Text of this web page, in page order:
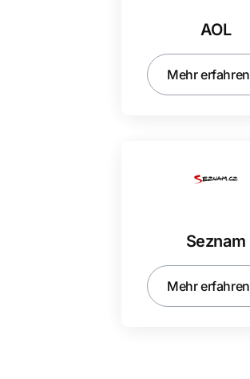
AOL
Mehr erfahren
Seznam
Mehr erfahren